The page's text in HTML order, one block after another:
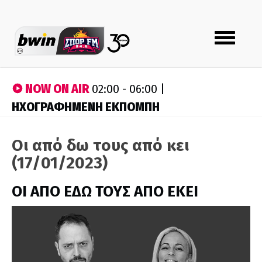
Toggle
navigation
NOW ON AIR02:00 - 06:00 |
ΗΧΟΓΡΑΦΗΜΕΝΗ ΕΚΠΟΜΠΗ
Οι από δω τους από κει
(17/01/2023)
ΟΙ ΑΠΟ ΕΔΩ ΤΟΥΣ ΑΠΟ ΕΚΕΙ